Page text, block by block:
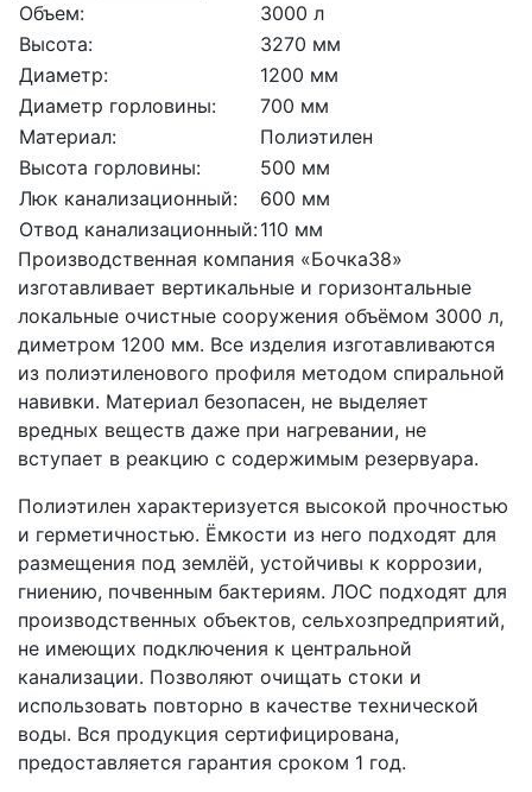
Объем:
3000 л
Высота:
3270 мм
Диаметр:
1200 мм
Диаметр горловины:
700 мм
Материал:
Полиэтилен
Высота горловины:
500 мм
Люк канализационный:
600 мм
Отвод канализационный:110 мм
Производственная компания «Бочка38»
изготавливает вертикальные и горизонтальные
локальные очистные сооружения объёмом 3000 л,
диметром 1200 мм. Все изделия изготавливаются
из полиэтиленового профиля методом спиральной
навивки. Материал безопасен, не выделяет
вредных веществ даже при нагревании, не
вступает в реакцию с содержимым резервуара.
Полиэтилен характеризуется высокой прочностью
и герметичностью. Ёмкости из него подходят для
размещения под землёй, устойчивы к коррозии,
гниению, почвенным бактериям. ЛОС подходят для
производственных объектов, сельхозпредприятий,
не имеющих подключения к центральной
канализации. Позволяют очищать стоки и
использовать повторно в качестве технической
воды. Вся продукция сертифицирована,
предоставляется гарантия сроком 1 год.